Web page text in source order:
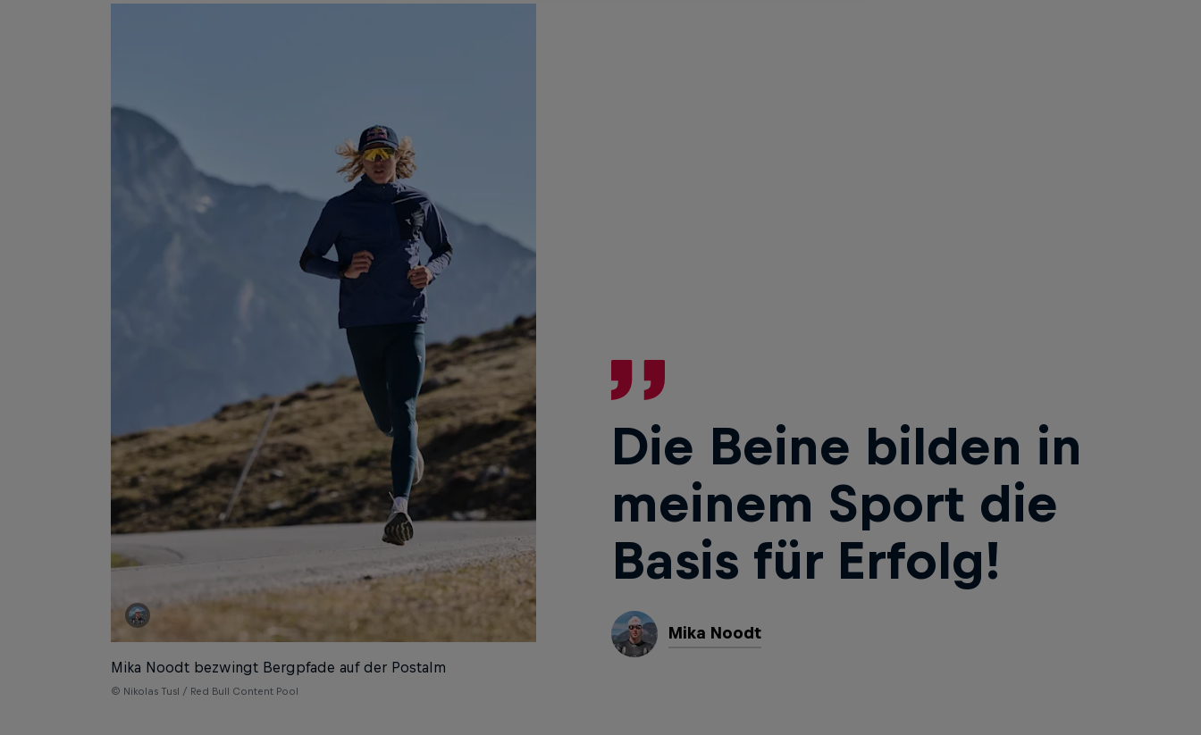
Mika Noodt bezwingt Bergpfade auf der Postalm
© Nikolas Tusl / Red Bull Content Pool
Die Beine bilden in
meinem Sport die
Basis für Erfolg!
Mika Noodt